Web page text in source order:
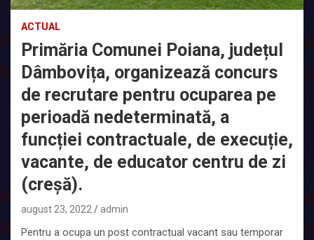
ACTUAL
Primăria Comunei Poiana, județul
Dâmbovița, organizează concurs
de recrutare pentru ocuparea pe
perioadă nedeterminată, a
funcției contractuale, de execuție,
vacante, de educator centru de zi
(creșă).
august 23, 2022 admin
Pentru a ocupa un post contractual vacant sau temporar